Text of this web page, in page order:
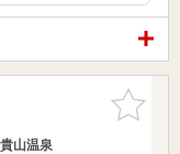
お気に入
りに追加
山温泉